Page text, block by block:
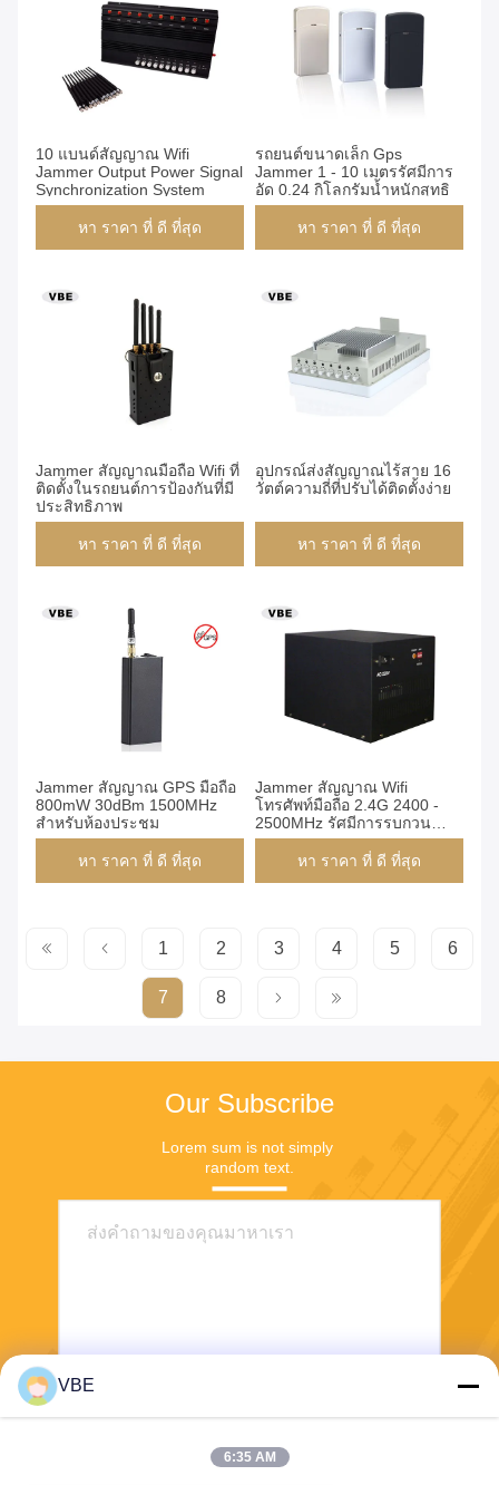
10 แบนด์สัญญาณ Wifi
Jammer Output Power Signal
Synchronization System
หา ราคา ที่ ดี ที่สุด
รถยนต์ขนาดเล็ก Gps
Jammer 1 - 10 เมตรรัศมีการ
อัด 0.24 กิโลกรัมน้ำหนักสุทธิ
หา ราคา ที่ ดี ที่สุด
Jammer สัญญาณมือถือ Wifi ที่
ติดตั้งในรถยนต์การป้องกันที่มี
ประสิทธิภาพ
หา ราคา ที่ ดี ที่สุด
อุปกรณ์ส่งสัญญาณไร้สาย 16
วัตต์ความถี่ที่ปรับได้ติดตั้งง่าย
หา ราคา ที่ ดี ที่สุด
Jammer สัญญาณ GPS มือถือ
800mW 30dBm 1500MHz
สำหรับห้องประชุม
หา ราคา ที่ ดี ที่สุด
Jammer สัญญาณ Wifi
โทรศัพท์มือถือ 2.4G 2400 -
2500MHz รัศมีการรบกวน
ขนาดใหญ่
หา ราคา ที่ ดี ที่สุด
1 2 3 4 5 6
7 8
Our Subscribe
Lorem sum is not simply
random text.
ส่ง
VBE
6:35 AM